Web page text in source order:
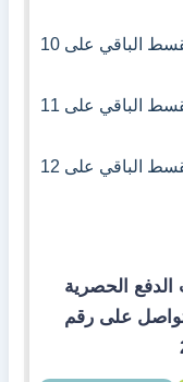
يسدد العميل 10% كمقدم تعاقد ويقسط الباقي على 10
يسدد العميل 10% كمقدم تعاقد ويقسط الباقي على 11
يسدد العميل 10% كمقدم تعاقد ويقسط الباقي على 12
الحصرية
على رقم